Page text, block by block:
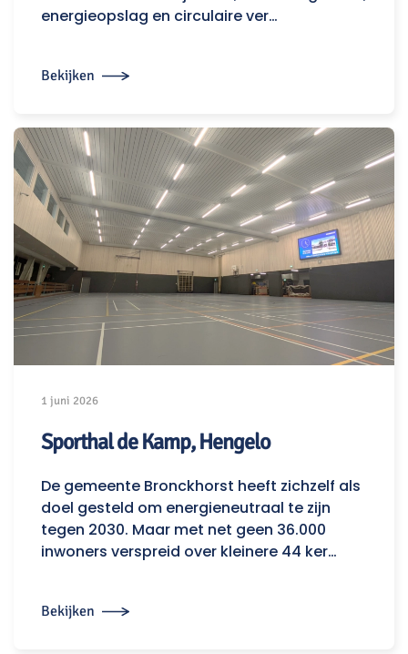
energieopslag en circulaire ver…
Bekijken
1 juni 2026
Sporthal de Kamp, Hengelo
De gemeente Bronckhorst heeft zichzelf als
doel gesteld om energieneutraal te zijn
tegen 2030. Maar met net geen 36.000
inwoners verspreid over kleinere 44 ker…
Bekijken